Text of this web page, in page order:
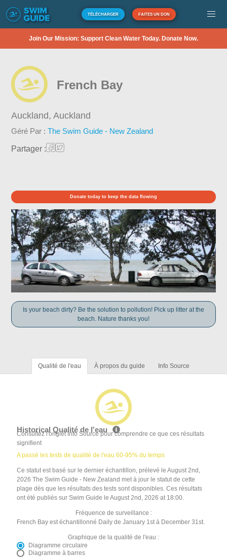
TÉLÉCHARGER FAITES UN DON
Join Our Mission: Support Clean Water Today. Donate Now.
French Bay
Auckland,Auckland
Géré Par :The Swim Guide - New Zealand
Partager :
Donate today to keep the data flowing
Is your beach dirty? Be the solution to pollution! Pick up litter at the
beach. Nature thanks you!
Qualité de l'eau À propos du guide Info Source
Historical Qualité de l'eau
Consultez l'onglet Info Source pour comprendre ce que ces résultats
signifient
A passé les tests de qualité de l'eau 60-95% du temps
Ce statut est basé sur le dernier échantillon, prélevé le August 2nd,
2026 The Swim Guide - New Zealand met à jour le statut de cette
plage dès que les résultats des tests sont disponibles. Ces résultats
ont été publiés sur Swim Guide le August 2nd, 2026 at 18:00.
Fréquence de surveillance :
French Bay est échantillonné Daily de January 1st à December 31st.
Graphique de la qualité de l'eau :
Diagramme circulaire
Diagramme à barres